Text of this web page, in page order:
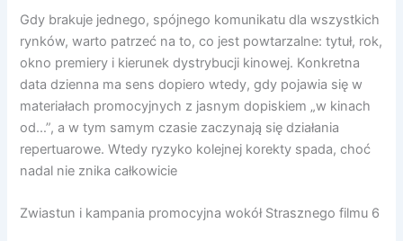
Gdy brakuje jednego, spójnego komunikatu dla wszystkich
rynków, warto patrzeć na to, co jest powtarzalne: tytuł, rok,
okno premiery i kierunek dystrybucji kinowej. Konkretna
data dzienna ma sens dopiero wtedy, gdy pojawia się w
materiałach promocyjnych z jasnym dopiskiem „w kinach
od…”, a w tym samym czasie zaczynają się działania
repertuarowe. Wtedy ryzyko kolejnej korekty spada, choć
nadal nie znika całkowicie
Zwiastun i kampania promocyjna wokół Strasznego filmu 6